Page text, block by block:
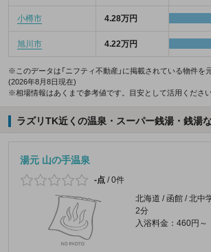
小樽市 4.28万円
旭川市 4.22万円
※このデータは「ニフティ不動産」に掲載されている物件を
(2026年8月8日現在)
※相場情報はあくまで参考値です。目安として活用ください
ラズリTK近くの温泉・スーパー銭湯・銭湯
湯元 山の手温泉
-点 /0件
北海道 / 函館 / 北中
2分
入浴料金：460円～